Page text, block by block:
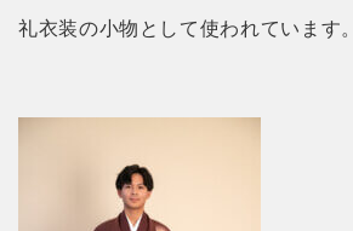
礼衣装の小物として使われています。